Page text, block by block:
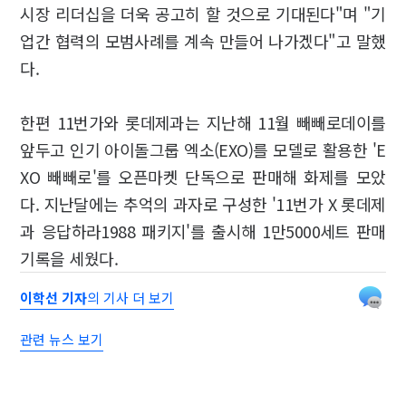
시장 리더십을 더욱 공고히 할 것으로 기대된다"며 "기
업간 협력의 모범사례를 계속 만들어 나가겠다"고 말했
다.
한편 11번가와 롯데제과는 지난해 11월 빼빼로데이를
앞두고 인기 아이돌그룹 엑소(EXO)를 모델로 활용한 'E
XO 빼빼로'를 오픈마켓 단독으로 판매해 화제를 모았
다. 지난달에는 추억의 과자로 구성한 '11번가 X 롯데제
과 응답하라1988 패키지'를 출시해 1만5000세트 판매
기록을 세웠다.
이학선 기자의 기사 더 보기
관련 뉴스 보기